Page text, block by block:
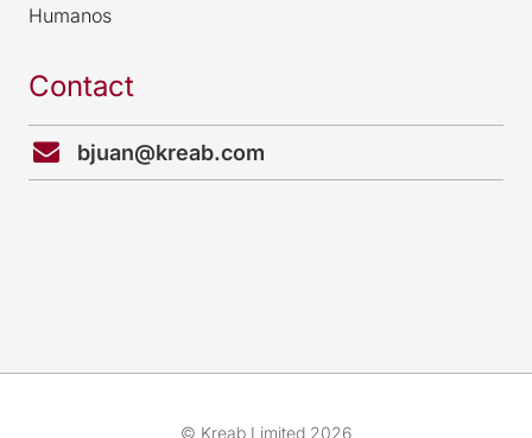
Humanos
Contact
bjuan@kreab.com
© Kreab Limited 2026